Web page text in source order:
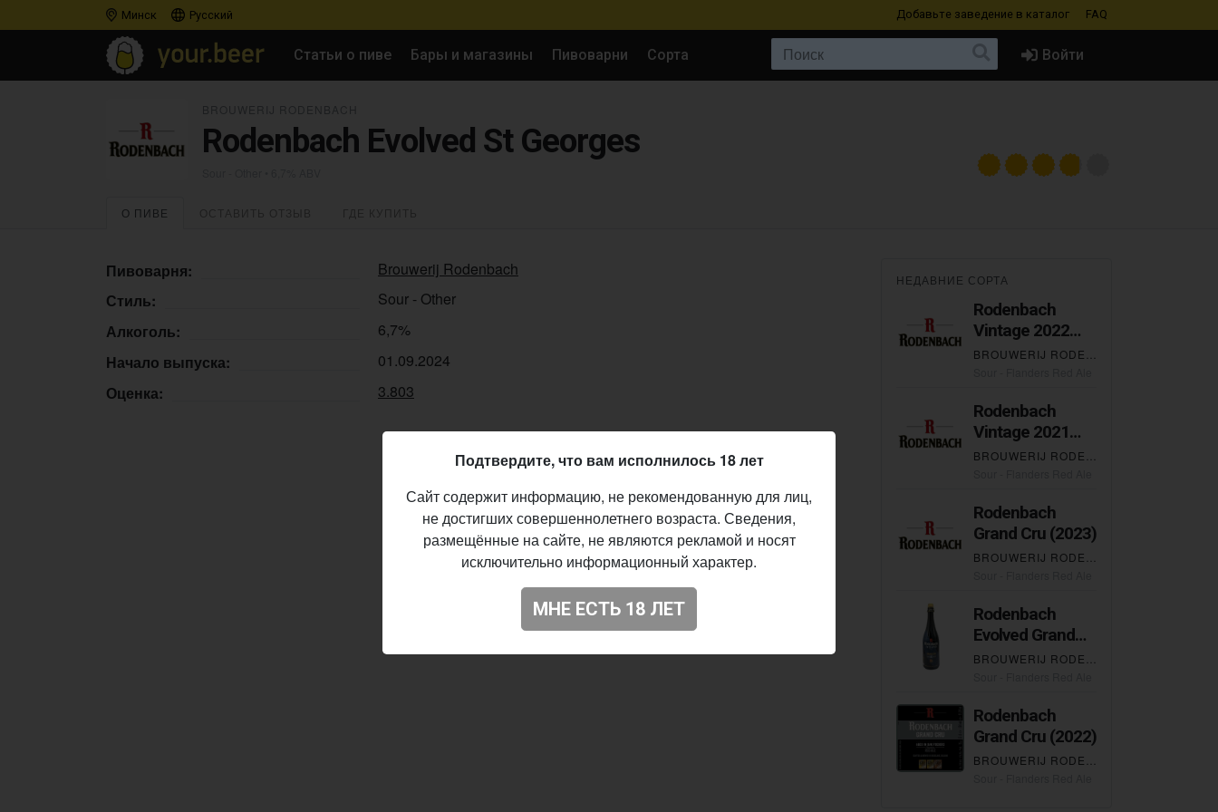
Минск Русский Добавьте заведение в каталог FAQ
Статьи о пиве Бары и магазины Пивоварни Сорта Войти
Rodenbach Evolved St Georges
О ПИВЕ
Пивоварня:
Brouwerij Rodenbach
Стиль:
Sour - Other
Алкоголь:
6,7%
Начало выпуска:
01.09.2024
Оценка:
3.803
НЕДАВНИЕ СОРТА
Rodenbach
Vintage 2022
Foeder 157
Rodenbach
Vintage 2021
(Foeder N° 169)
Rodenbach
Grand Cru (2023)
Rodenbach
Evolved Grand
Cru
Rodenbach
Grand Cru (2022)
Подтвердите, что вам исполнилось 18 лет
Сайт содержит информацию, не рекомендованную для лиц,
не достигших совершеннолетнего возраста. Сведения,
размещённые на сайте, не являются рекламой и носят
исключительно информационный характер.
МНЕ ЕСТЬ 18 ЛЕТ